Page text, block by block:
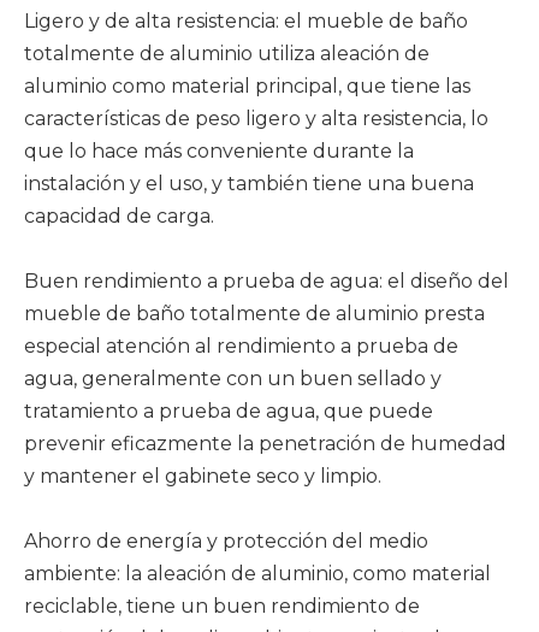
Ligero y de alta resistencia: el mueble de baño
totalmente de aluminio utiliza aleación de
aluminio como material principal, que tiene las
características de peso ligero y alta resistencia, lo
que lo hace más conveniente durante la
instalación y el uso, y también tiene una buena
capacidad de carga.
Buen rendimiento a prueba de agua: el diseño del
mueble de baño totalmente de aluminio presta
especial atención al rendimiento a prueba de
agua, generalmente con un buen sellado y
tratamiento a prueba de agua, que puede
prevenir eficazmente la penetración de humedad
y mantener el gabinete seco y limpio.
Ahorro de energía y protección del medio
ambiente: la aleación de aluminio, como material
reciclable, tiene un buen rendimiento de